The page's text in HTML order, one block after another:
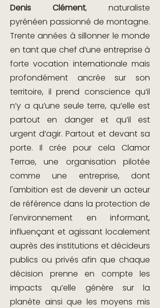
Denis Clément, naturaliste
pyrénéen passionné de montagne.
Trente années à sillonner le monde
en tant que chef d’une entreprise à
forte vocation internationale mais
profondément ancrée sur son
territoire, il prend conscience qu’il
n’y a qu’une seule terre, qu’elle est
partout en danger et qu’il est
urgent d’agir. Partout et devant sa
porte. Il crée pour cela Clamor
Terrae, une organisation pilotée
comme une entreprise, dont
l'ambition est de devenir un acteur
de référence dans la protection de
l'environnement en informant,
influençant et agissant localement
auprès des institutions et décideurs
publics ou privés afin que chaque
décision prenne en compte les
impacts qu’elle génère sur la
planète ainsi que les moyens mis